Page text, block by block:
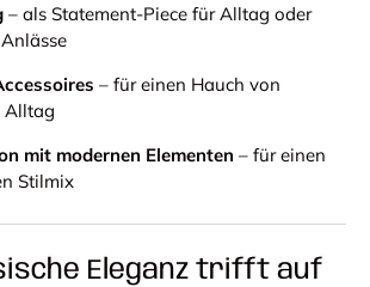
– als Statement-Piece für Alltag oder
– für einen Hauch von
Alltag
mit modernen Elementen – für einen
Stilmix
Eleganz trifft auf